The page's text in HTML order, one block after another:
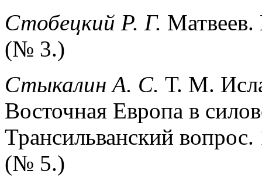
Стобецкий Р. Г.
(№ 3.)
Стыкалин А. С. Т. М.
Восточная Европа в
Трансильванский
(№ 5.)